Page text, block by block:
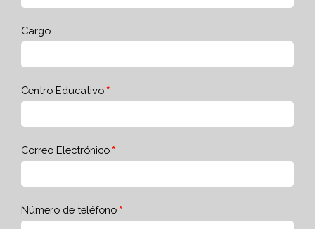
Cargo
Centro Educativo
Correo Electrónico
Número de teléfono